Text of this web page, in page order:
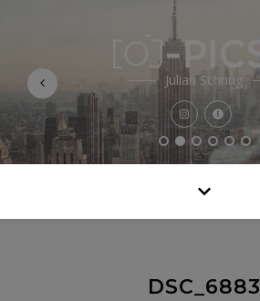
Julian Schnug
DSC_6883